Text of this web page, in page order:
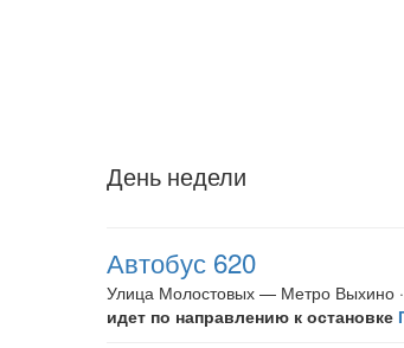
День недели
Автобус 620
Улица Молостовых — Метро Выхино
идет по направлению к остановке